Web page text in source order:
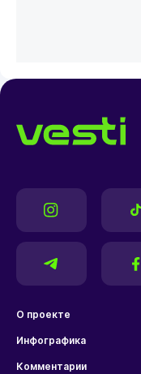
О проекте
Инфографика
Комментарии